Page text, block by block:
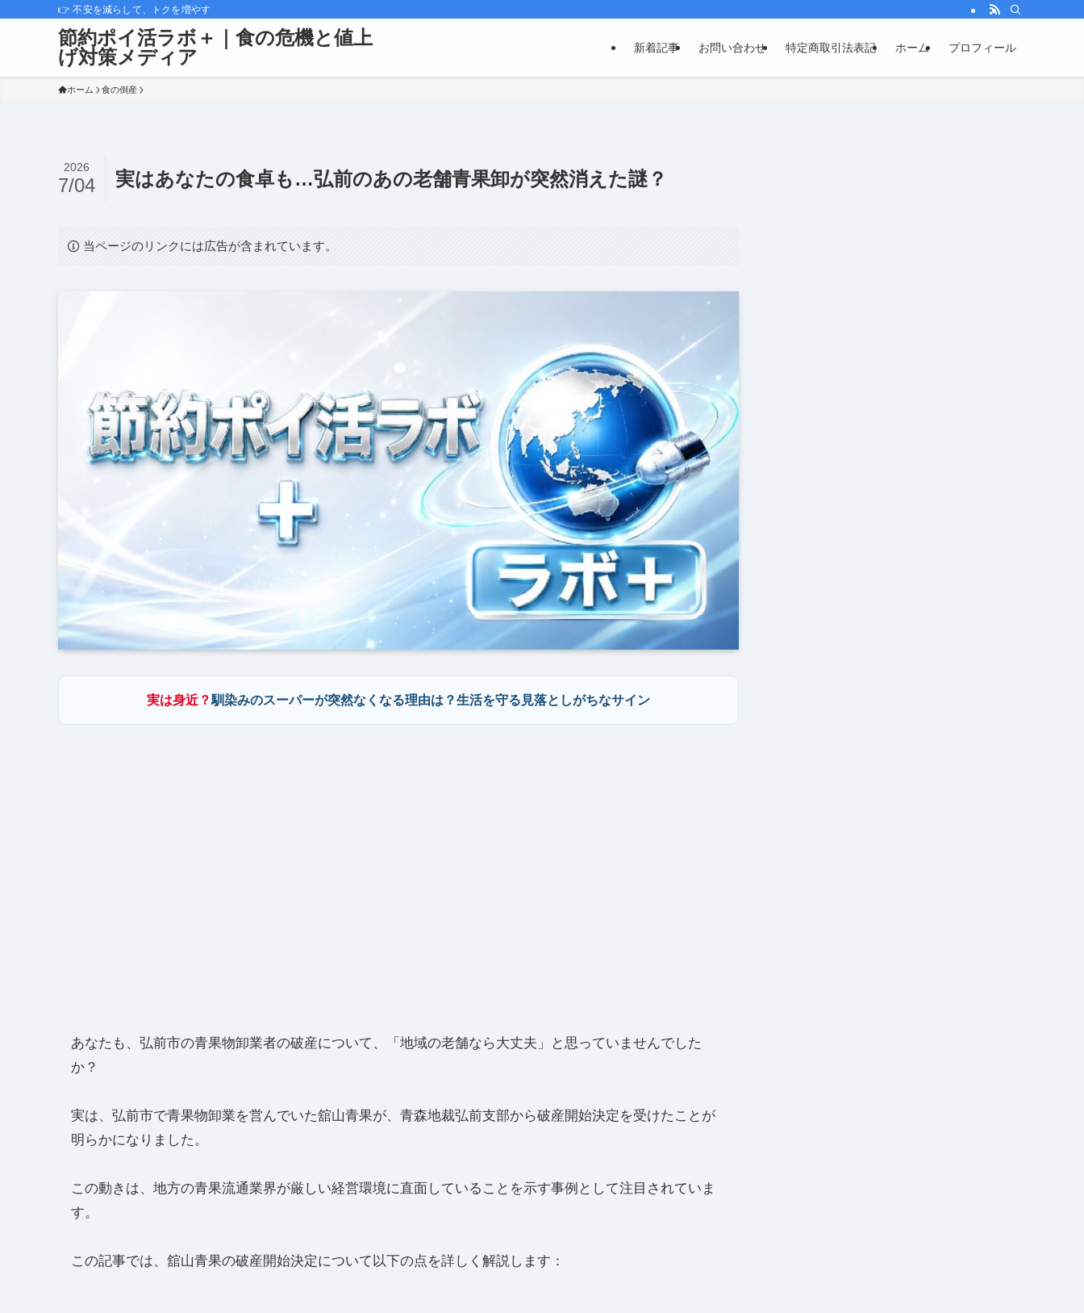
👉 不安を減らして、トクを増やす
節約ポイ活ラボ＋｜食の危機と値上
げ対策メディア
新着記事 お問い合わせ 特定商取引法表記 ホーム プロフィール
ホーム 食の倒産
実はあなたの食卓も…弘前のあの老舗青果卸が突然消えた謎？
2026
7/04
当ページのリンクには広告が含まれています。
実は身近？馴染みのスーパーが突然なくなる理由は？生活を守る見落としがちなサイン
あなたも、弘前市の青果物卸業者の破産について、「地域の老舗なら大丈夫」と思っていませんでした
か？
実は、弘前市で青果物卸業を営んでいた舘山青果が、青森地裁弘前支部から破産開始決定を受けたことが
明らかになりました。
この動きは、地方の青果流通業界が厳しい経営環境に直面していることを示す事例として注目されていま
す。
この記事では、舘山青果の破産開始決定について以下の点を詳しく解説します：